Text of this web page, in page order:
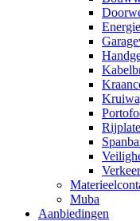
Muba
Aanbiedingen